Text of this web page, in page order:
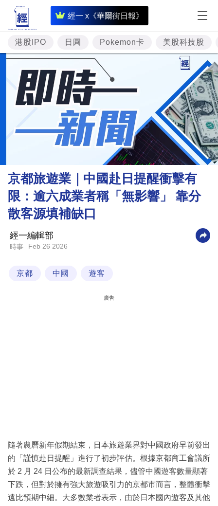
經一 x《華爾街日報》
即
時
財
經
專
題
投
資
樓
市
財
商
業
技
場
港股IPO 日圓 Pokemon卡 美股科技股
京都旅遊業｜中國赴日提醒衝擊有
限：逾六成業者稱「無影響」 靠分
散客源填補缺口
經一編輯部
時事 Feb 26 2026
京都 中國 遊客
廣告
隨著農曆新年假期結束，日本旅遊業界對中國政府早前發出
的「謹慎赴日提醒」進行了初步評估。根據京都商工會議所
於 2 月 24 日公布的最新調查結果，儘管中國遊客數量顯著
下跌，但對於擁有強大旅遊吸引力的京都市而言，整體衝擊
遠比預期中細。大多數業者表示，由於日本國內遊客及其他